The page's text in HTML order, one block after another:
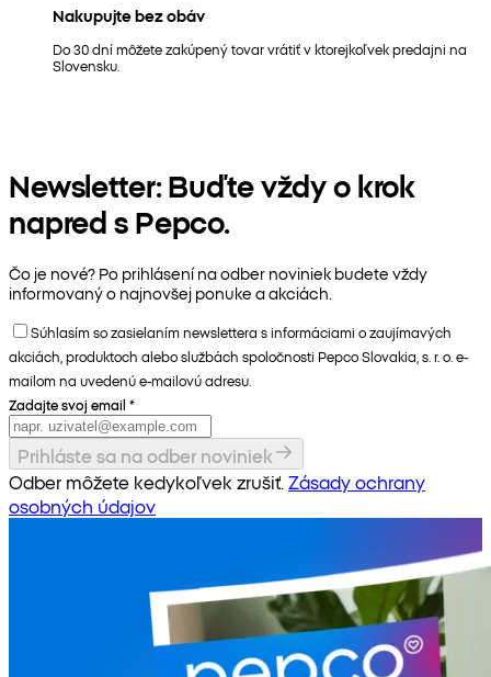
Nakupujte bez obáv
Do 30 dní môžete zakúpený tovar vrátiť v ktorejkoľvek predajni na
Slovensku.
Newsletter: Buďte vždy o krok
napred s Pepco.
Čo je nové? Po prihlásení na odber noviniek budete vždy
informovaný o najnovšej ponuke a akciách.
Súhlasím so zasielaním newslettera s informáciami o zaujímavých
akciách, produktoch alebo službách spoločnosti Pepco Slovakia, s. r. o. e-
mailom na uvedenú e-mailovú adresu.
Zadajte svoj email *
Prihláste sa na odber noviniek
Odber môžete kedykoľvek zrušiť. Zásady ochrany
osobných údajov